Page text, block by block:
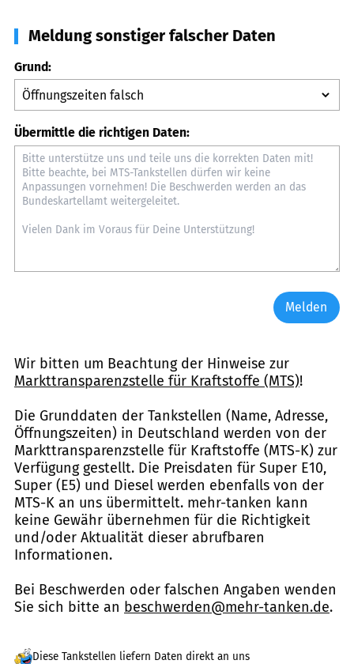
Meldung sonstiger falscher Daten
Grund:
Übermittle die richtigen Daten:
Melden
Wir bitten um Beachtung der Hinweise zur
Markttransparenzstelle für Kraftstoffe (MTS)!
Die Grunddaten der Tankstellen (Name, Adresse,
Öffnungszeiten) in Deutschland werden von der
Markttransparenzstelle für Kraftstoffe (MTS-K) zur
Verfügung gestellt. Die Preisdaten für Super E10,
Super (E5) und Diesel werden ebenfalls von der
MTS-K an uns übermittelt. mehr-tanken kann
keine Gewähr übernehmen für die Richtigkeit
und/oder Aktualität dieser abrufbaren
Informationen.
Bei Beschwerden oder falschen Angaben wenden
Sie sich bitte an beschwerden@mehr-tanken.de.
Diese Tankstellen liefern Daten direkt an uns